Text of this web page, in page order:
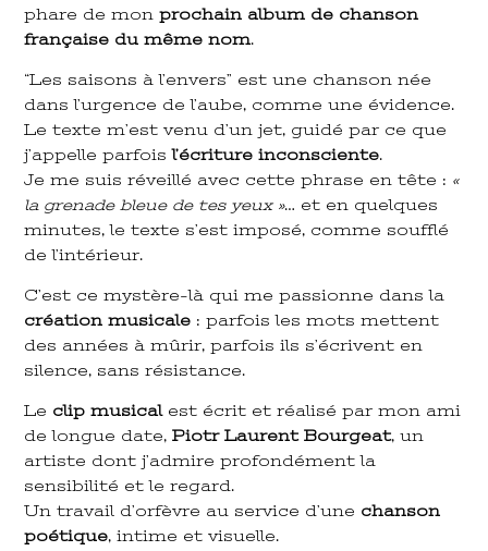
phare de monprochain album de chanson
française du même nom.
“Les saisons à l’envers” est une chanson née
dans l’urgence de l’aube, comme une évidence.
Le texte m’est venu d’un jet, guidé par ce que
j’appelle parfoisl’écriture inconsciente.
Je me suis réveillé avec cette phrase en tête : «
la grenade bleue de tes yeux »… et en quelques
minutes, le texte s’est imposé, comme soufflé
de l’intérieur.
C’est ce mystère-là qui me passionne dans la
création musicale : parfois les mots mettent
des années à mûrir, parfois ils s’écrivent en
silence, sans résistance.
Le clip musicalest écrit et réalisé par mon ami
de longue date,Piotr Laurent Bourgeat, un
artiste dont j’admire profondément la
sensibilité et le regard.
Un travail d’orfèvre au service d’une chanson
poétique, intime et visuelle.